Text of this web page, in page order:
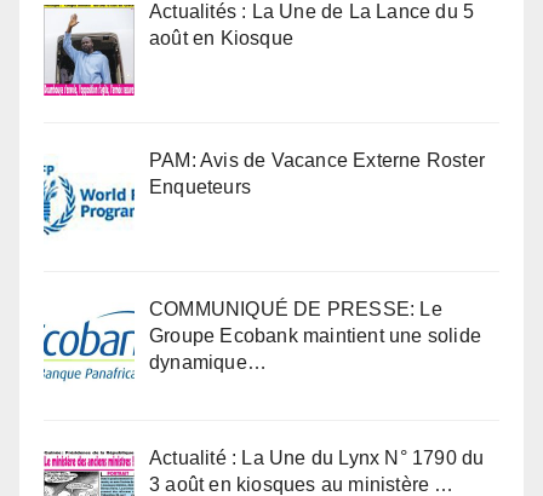
Actualités : La Une de La Lance du 5
août en Kiosque
PAM: Avis de Vacance Externe Roster
Enqueteurs
COMMUNIQUÉ DE PRESSE: Le
Groupe Ecobank maintient une solide
dynamique…
Actualité : La Une du Lynx N° 1790 du
3 août en kiosques au ministère …